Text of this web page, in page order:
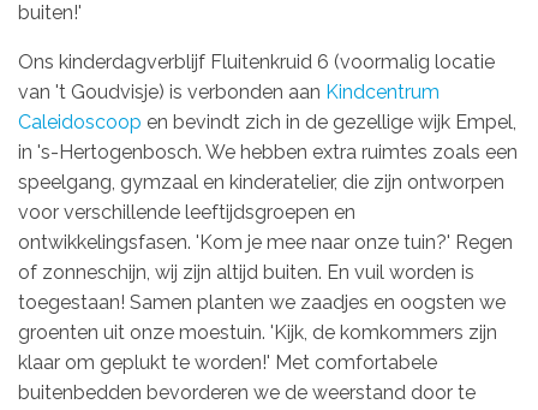
buiten!'
Ons kinderdagverblijf Fluitenkruid 6 (voormalig locatie
van 't Goudvisje) is verbonden aan Kindcentrum
Caleidoscoop en bevindt zich in de gezellige wijk Empel,
in 's-Hertogenbosch. We hebben extra ruimtes zoals een
speelgang, gymzaal en kinderatelier, die zijn ontworpen
voor verschillende leeftijdsgroepen en
ontwikkelingsfasen. 'Kom je mee naar onze tuin?' Regen
of zonneschijn, wij zijn altijd buiten. En vuil worden is
toegestaan! Samen planten we zaadjes en oogsten we
groenten uit onze moestuin. 'Kijk, de komkommers zijn
klaar om geplukt te worden!' Met comfortabele
buitenbedden bevorderen we de weerstand door te